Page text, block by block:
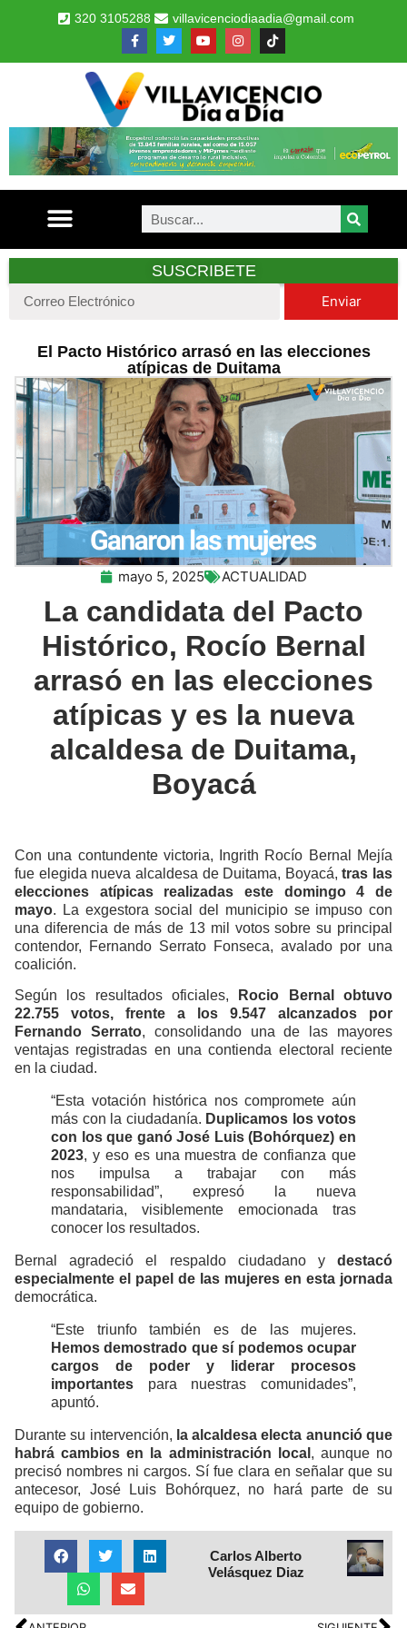
320 3105288 villavicenciodiaadia@gmail.com
SUSCRIBETE
Enviar
El Pacto Histórico arrasó en las elecciones
atípicas de Duitama
mayo 5, 2025 ACTUALIDAD
La candidata del Pacto
Histórico, Rocío Bernal
arrasó en las elecciones
atípicas y es la nueva
alcaldesa de Duitama,
Boyacá
Con una contundente victoria, Ingrith Rocío Bernal Mejía
fue elegida nueva alcaldesa de Duitama, Boyacá,tras las
elecciones atípicas realizadas este domingo 4 de
mayo. La exgestora social del municipio se impuso con
una diferencia de más de 13 mil votos sobre su principal
contendor, Fernando Serrato Fonseca, avalado por una
coalición.
Según los resultados oficiales,
Rocio Bernal obtuvo
22.755 votos, frente a los 9.547 alcanzados por
Fernando Serrato, consolidando una de las mayores
ventajas registradas en una contienda electoral reciente
en la ciudad.
“Esta votación histórica nos compromete aún
más con la ciudadanía. Duplicamos los votos
con los que ganó José Luis (Bohórquez) en
2023, y eso es una muestra de confianza que
nos impulsa a trabajar con más
responsabilidad”, expresó la nueva
mandataria, visiblemente emocionada tras
conocer los resultados.
Bernal agradeció el respaldo ciudadano y destacó
especialmente el papel de las mujeres en esta jornada
democrática.
“Este triunfo también es de las mujeres.
Hemos demostrado que sí podemos ocupar
cargos de poder y liderar procesos
importantes para nuestras comunidades”,
apuntó.
Durante su intervención, la alcaldesa electa anunció que
habrá cambios en la administración local , aunque no
precisó nombres ni cargos. Sí fue clara en señalar que su
antecesor, José Luis Bohórquez, no hará parte de su
equipo de gobierno.
Carlos Alberto
Velásquez Diaz